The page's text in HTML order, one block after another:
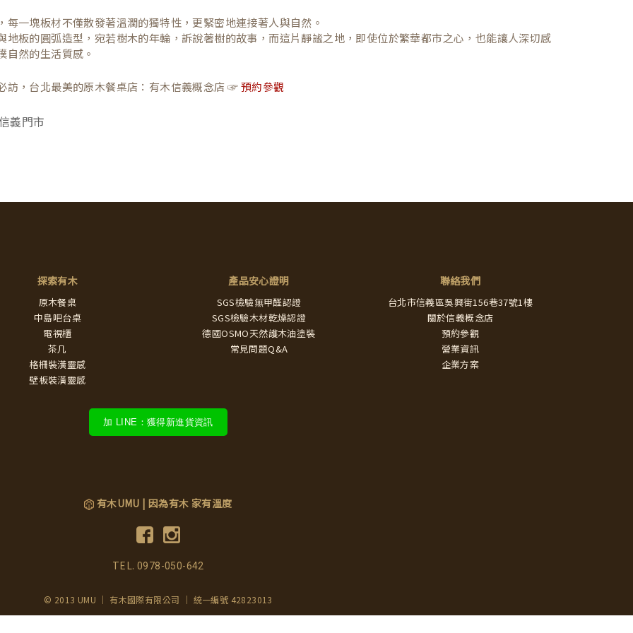
每一塊板材不僅散發著溫潤的獨特性，更緊密地連接著人與自然。
地板的圓弧造型，宛若樹木的年輪，訴說著樹的故事，而這片靜謐之地，即使位於繁華都市之心，也能讓人深切感
自然的生活質感。
訪，台北最美的原木餐桌店：有木信義概念店 ☞ 預約參觀
探索有木
原木餐桌
中島吧台桌
電視櫃
茶几
格柵裝潢靈感
壁板裝潢靈感
產品安心證明
SGS檢驗無甲醛認證
SGS檢驗木材乾燥認證
德國OSMO天然護木油塗裝
常見問題Q&A
聯絡我們
台北市信義區吳興街156巷37號1樓
關於信義概念店
預約參觀
營業資訊
企業方案
加 LINE：獲得新進貨資訊
有木UMU | 因為有木 家有溫度
TEL.0978-050-642
© 2013 UMU ｜ 有木國際有限公司 ｜ 統一編號 42823013